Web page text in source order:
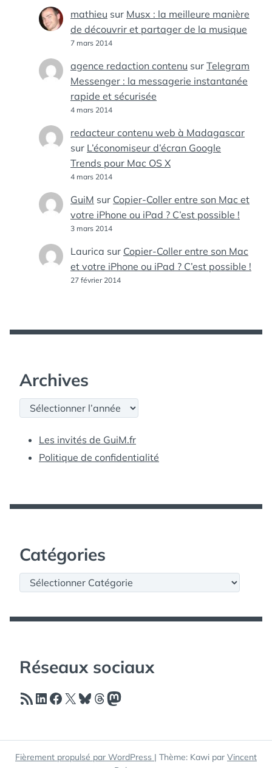
mathieu sur Musx : la meilleure manière
de découvrir et partager de la musique
7 mars 2014
agence redaction contenu sur Telegram
Messenger : la messagerie instantanée
rapide et sécurisée
4 mars 2014
redacteur contenu web à Madagascar
sur L’économiseur d’écran Google
Trends pour Mac OS X
4 mars 2014
GuiM sur Copier-Coller entre son Mac et
votre iPhone ou iPad ? C’est possible !
3 mars 2014
Laurica sur Copier-Coller entre son Mac
et votre iPhone ou iPad ? C’est possible !
27 février 2014
Archives
Archives
Les invités de GuiM.fr
Politique de confidentialité
Catégories
Catégories
Réseaux sociaux
Flux RSSLinkedIn
Facebook
X Bluesky
Threads
Mastodon
Fièrement propulsé par WordPress | Thème: Kawi par Vincent